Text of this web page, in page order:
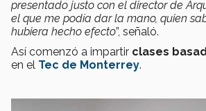
presentado justo con el director de
el que me podía dar la mano, quien
hubiera hecho efecto”, señaló.
Así comenzó a impartir clases
en el Tec de Monterrey.